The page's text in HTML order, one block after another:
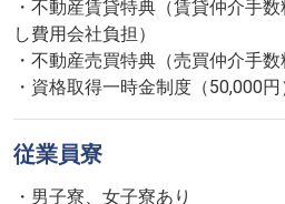
・不動産賃貸特典（賃貸仲介手
し費用会社負担）
・不動産売買特典（売買仲介手数
・資格取得一時金制度（50,000円
従業員寮
・男子寮、女子寮あり